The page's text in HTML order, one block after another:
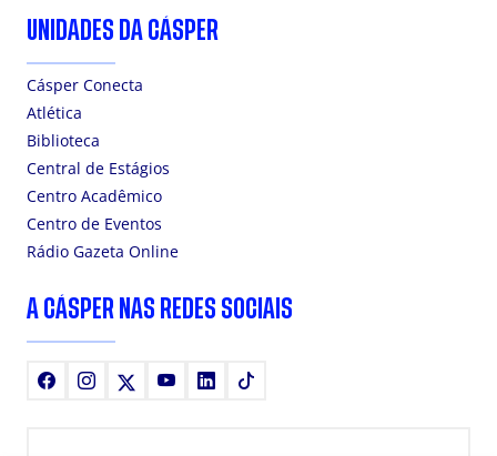
UNIDADES DA CÁSPER
Cásper Conecta
Atlética
Biblioteca
Central de Estágios
Centro Acadêmico
Centro de Eventos
Rádio Gazeta Online
A CÁSPER NAS REDES SOCIAIS
FacebookInstagram YoutubeLinkedIn